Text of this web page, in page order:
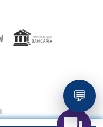
💬